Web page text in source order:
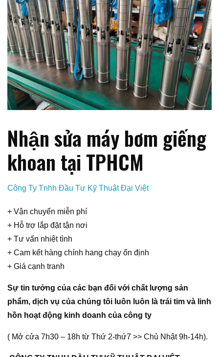
Nhận sửa máy bơm giếng
khoan tại TPHCM
Công Ty Tnhh Đầu Tư Kỹ Thuật Đại Việt
+ Vận chuyển miễn phí
+ Hỗ trợ lắp đặt tận nơi
+ Tư vấn nhiệt tình
+ Cam kết hàng chính hang chạy ổn định
+ Giá cạnh tranh
Sự tin tưởng của các bạn đối với chất lượng sản
phẩm, dịch vụ của chúng tôi luôn luôn là trái tim và linh
hồn hoạt động kinh doanh của công ty
( Mở cửa 7h30 – 18h từ Thứ 2-thứ7 >> Chủ Nhật 9h-14h).